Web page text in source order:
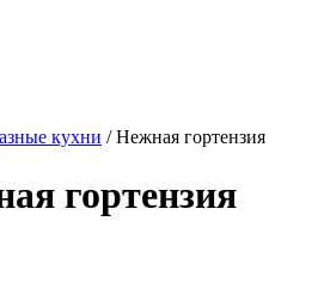
кухни / Нежная гортензия
гортензия